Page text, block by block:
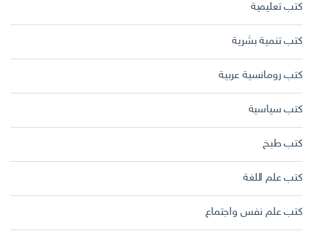
كتب تعليمية
كتب تنمية بشرية
كتب رومانسية عربية
كتب سياسية
كتب طبخ
كتب علم اللغة
كتب علم نفس واجتماع